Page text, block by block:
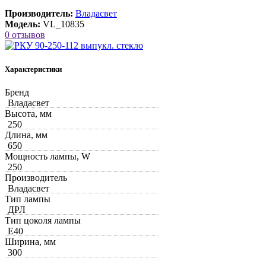
Производитель: Владасвет
Модель: VL_10835
0 отзывов
Характеристики
Бренд
Владасвет
Высота, мм
250
Длина, мм
650
Мощность лампы, W
250
Производитель
Владасвет
Тип лампы
ДРЛ
Тип цоколя лампы
Е40
Ширина, мм
300